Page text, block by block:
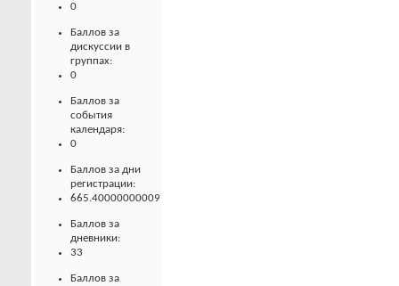
0
Баллов за
дискуссии в
группах:
0
Баллов за
события
календаря:
0
Баллов за дни
регистрации:
665.40000000009
Баллов за
дневники:
33
Баллов за